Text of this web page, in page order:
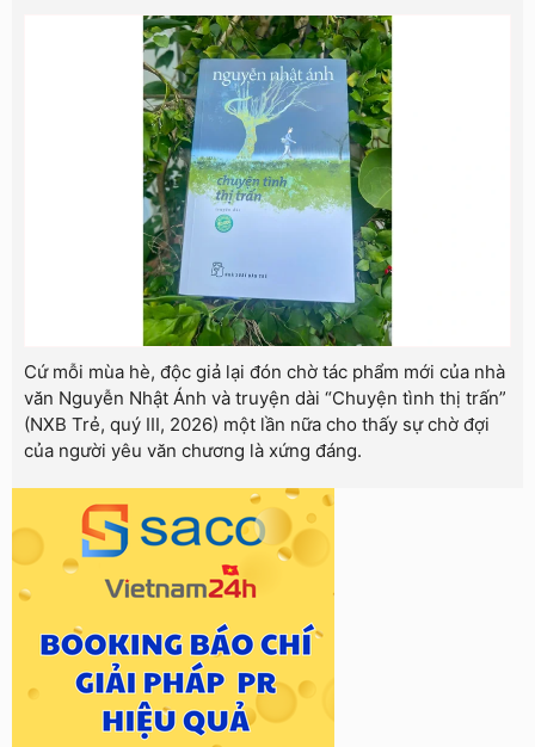
Cứ mỗi mùa hè, độc giả lại đón chờ tác phẩm mới của nhà
văn Nguyễn Nhật Ánh và truyện dài “Chuyện tình thị trấn”
(NXB Trẻ, quý III, 2026) một lần nữa cho thấy sự chờ đợi
của người yêu văn chương là xứng đáng.